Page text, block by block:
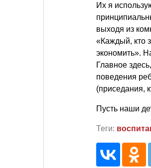
Их я
выходя из
«Каждый, кто
экономить».
Главное
поведения
(приседания,
Пусть наши
Теги: